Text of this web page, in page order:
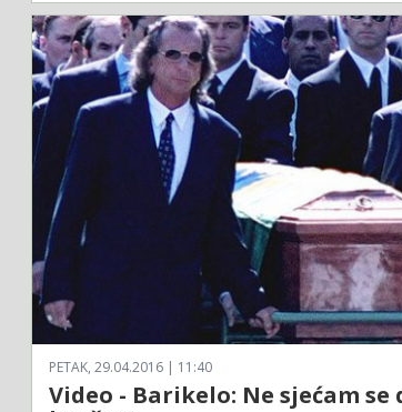
PETAK, 29.04.2016 | 11:40
Video - Barikelo: Ne sjećam se